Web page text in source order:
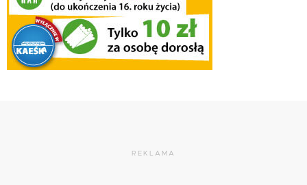
REKLAMA